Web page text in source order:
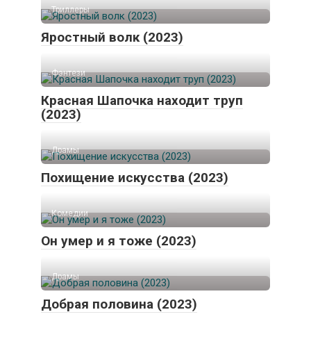
Триллеры
Яростный волк (2023)
Фэнтези
Красная Шапочка находит труп
(2023)
Драмы
Похищение искусства (2023)
Комедии
Он умер и я тоже (2023)
Драмы
Добрая половина (2023)